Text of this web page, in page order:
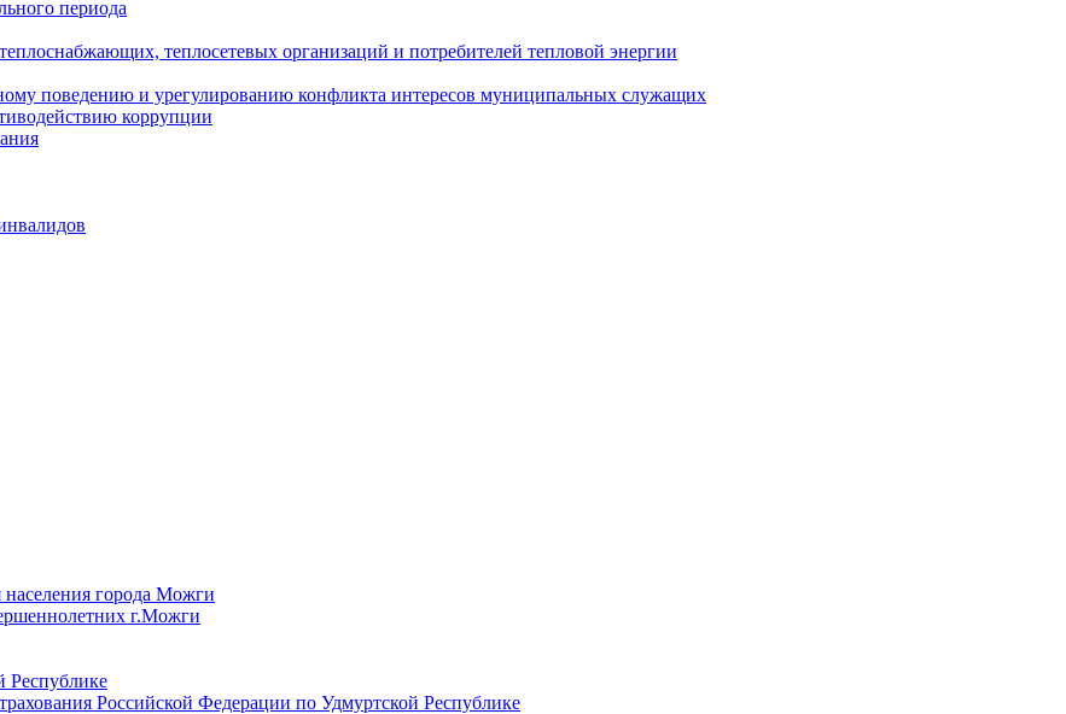
периода
теплосетевых организаций и потребителей тепловой энергии
поведению и урегулированию конфликта интересов муниципальных служащих
коррупции
города Можги
г.Можги
Российской Федерации по Удмуртской Республике